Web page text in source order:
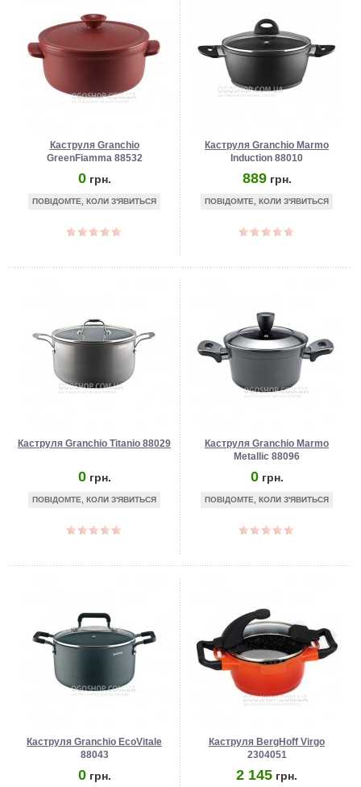
Каструля Granchio
GreenFiamma 88532
0 грн.
ПОВІДОМТЕ, КОЛИ З'ЯВИТЬСЯ
Каструля Granchio Marmo
Induction 88010
889 грн.
ПОВІДОМТЕ, КОЛИ З'ЯВИТЬСЯ
Каструля Granchio Titanio 88029
0 грн.
ПОВІДОМТЕ, КОЛИ З'ЯВИТЬСЯ
Каструля Granchio Marmo
Metallic 88096
0 грн.
ПОВІДОМТЕ, КОЛИ З'ЯВИТЬСЯ
Каструля Granchio EcoVitale
88043
0 грн.
Каструля BergHoff Virgo
2304051
2 145 грн.